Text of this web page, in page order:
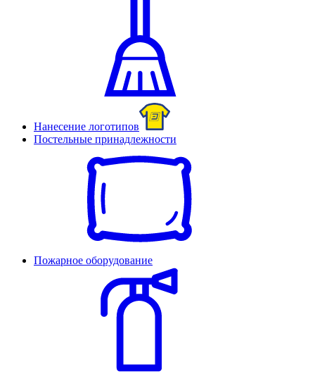
Нанесение логотипов
Постельные принадлежности
Пожарное оборудование